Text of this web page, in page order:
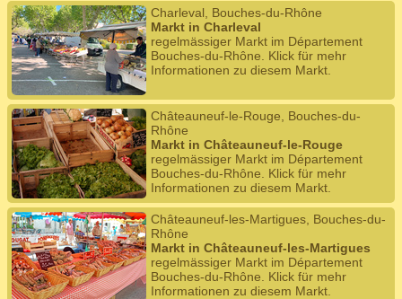
Charleval, Bouches-du-Rhône
Markt in Charleval
regelmässiger Markt im Département
Bouches-du-Rhône. Klick für mehr
Informationen zu diesem Markt.
Châteauneuf-le-Rouge, Bouches-du-
Rhône
Markt in Châteauneuf-le-Rouge
regelmässiger Markt im Département
Bouches-du-Rhône. Klick für mehr
Informationen zu diesem Markt.
Châteauneuf-les-Martigues, Bouches-du-
Rhône
Markt in Châteauneuf-les-Martigues
regelmässiger Markt im Département
Bouches-du-Rhône. Klick für mehr
Informationen zu diesem Markt.